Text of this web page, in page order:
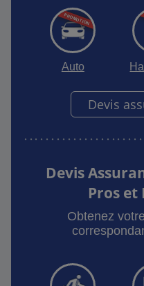
Auto
Devis
Devis
Pros et
Obtenez